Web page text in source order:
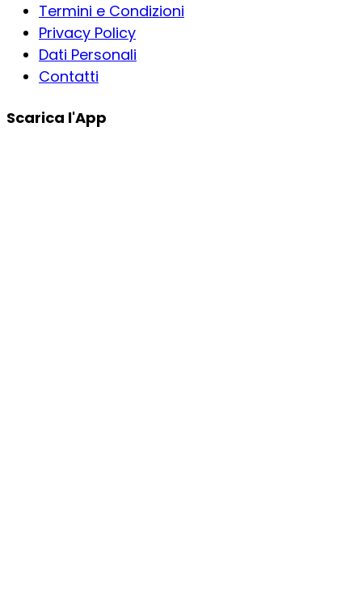
Termini e Condizioni
Privacy Policy
Dati Personali
Contatti
Scarica l'App